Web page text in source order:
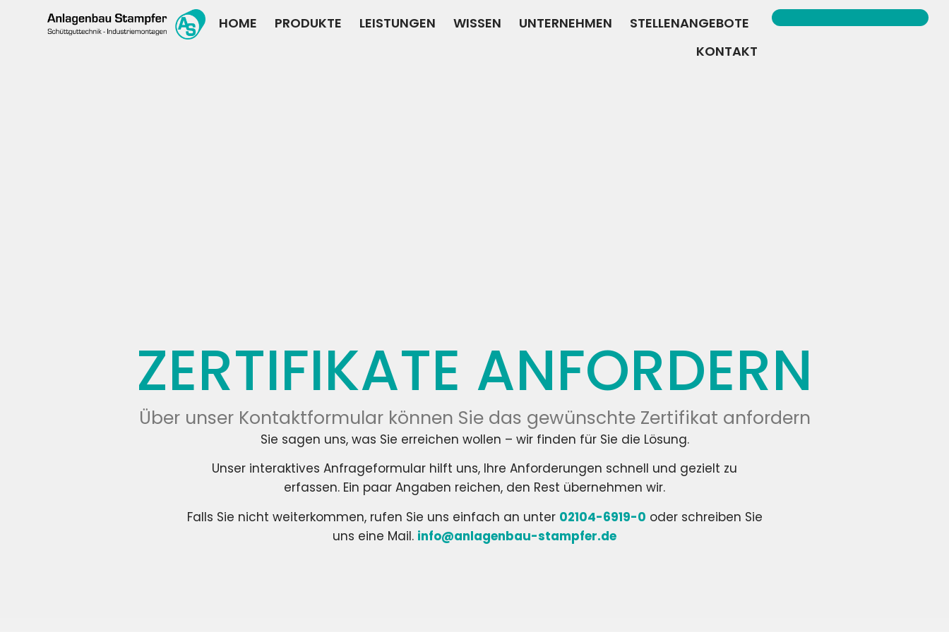
HOME PRODUKTE LEISTUNGEN WISSEN UNTERNEHMEN
STELLENANGEBOTE
KONTAKT
ZERTIFIKATE ANFORDERN
Über unser Kontaktformular können Sie das gewünschte Zertifikat anfordern
Sie sagen uns, was Sie erreichen wollen – wir finden für Sie die Lösung.
Unser interaktives Anfrageformular hilft uns, Ihre Anforderungen schnell und gezielt zu
erfassen. Ein paar Angaben reichen, den Rest übernehmen wir.
Falls Sie nicht weiterkommen, rufen Sie uns einfach an unter 02104-6919-0 oder schreiben Sie
uns eine Mail. info@anlagenbau-stampfer.de